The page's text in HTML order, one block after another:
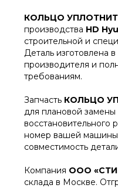
КОЛЬЦО
производства HD
строительной и
Деталь изготовлена
производителя и
требованиям.
Запчасть КОЛЬЦО
для плановой замены
восстановительного
номер вашей машины
совместимость
Компания ООО
склада в Москве.